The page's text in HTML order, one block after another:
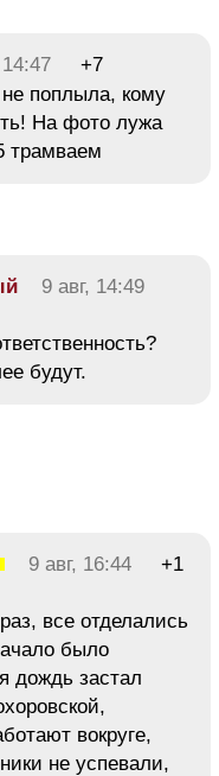
14:47
+7
не поплыла, кому
На фото лужа
трамваем
9 авг, 14:49
будут.
9 авг, 16:44 +1
все отделались
было
дождь застал
вокруге,
не успевали,